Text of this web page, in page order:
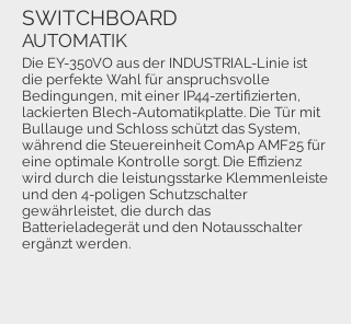
Die EY-350VO aus der INDUSTRIAL-Linie ist
die perfekte Wahl für anspruchsvolle
Bedingungen, mit einer IP44-zertifizierten,
lackierten Blech-Automatikplatte. Die Tür mit
Bullauge und Schloss schützt das System,
während die Steuereinheit ComAp AMF25 für
eine optimale Kontrolle sorgt. Die Effizienz
wird durch die leistungsstarke Klemmenleiste
und den 4-poligen Schutzschalter
gewährleistet, die durch das
Batterieladegerät und den Notausschalter
ergänzt werden.
SWITCHBOARD
AUTOMATIK